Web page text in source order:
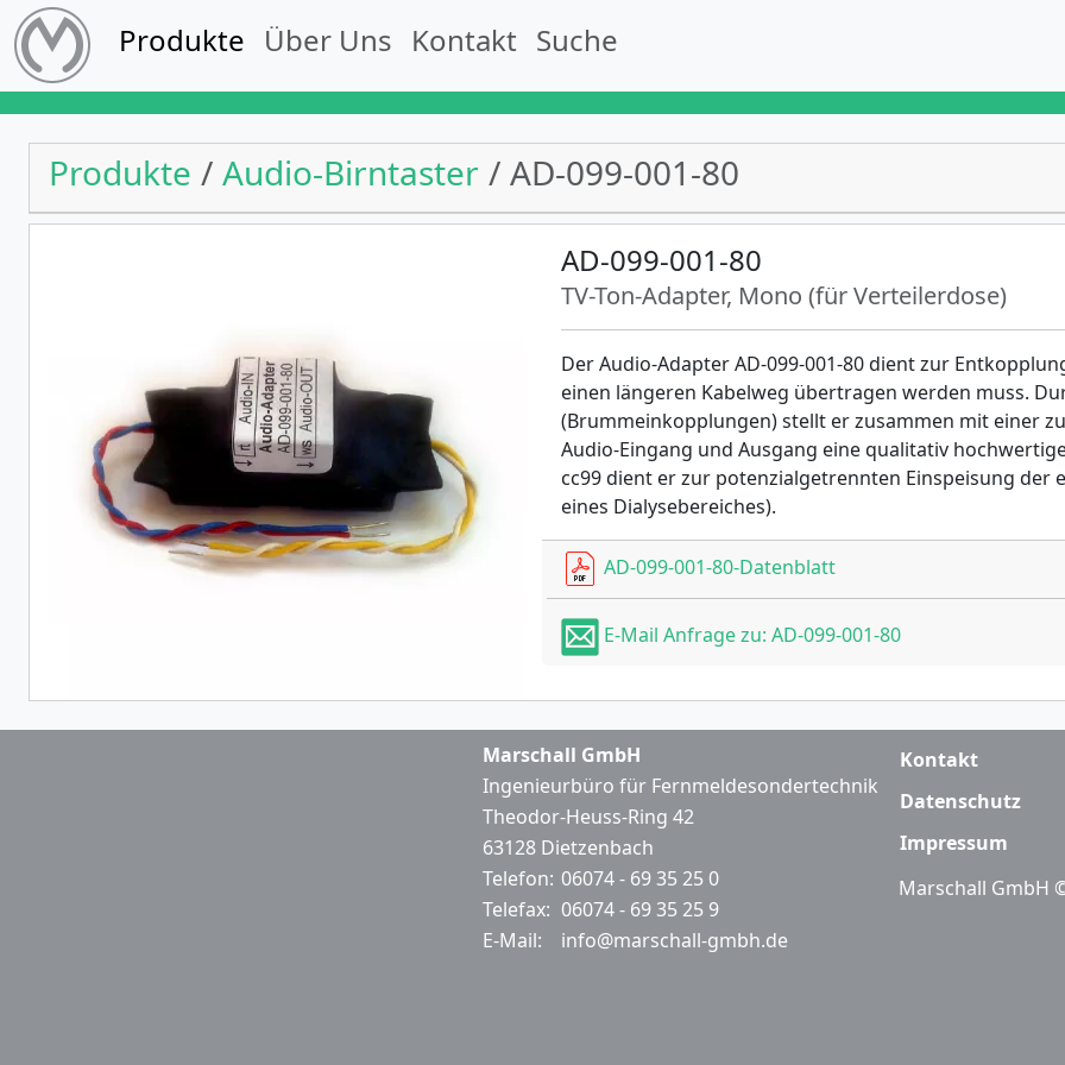
Produkte Über Uns Kontakt Suche
Produkte Audio-Birntaster AD-099-001-80
AD-099-001-80
TV-Ton-Adapter, Mono (für Verteilerdose)
Der Audio-Adapter AD-099-001-80 dient zur
einen längeren Kabelweg übertragen werden muss.
(Brummeinkopplungen) stellt er zusammen mit einer
Audio-Eingang und Ausgang eine qualitativ
cc99 dient er zur potenzialgetrennten Einspeisung der
eines Dialysebereiches).
AD-099-001-80-Datenblatt
E-Mail Anfrage zu: AD-099-001-80
Marschall GmbH
Ingenieurbüro für Fernmeldesondertechnik
Theodor-Heuss-Ring 42
63128 Dietzenbach
Telefon: 06074 - 69 35 25 0
Telefax: 06074 - 69 35 25 9
E-Mail:
info@marschall-gmbh.de
Kontakt
Datenschutz
Impressum
Marschall GmbH